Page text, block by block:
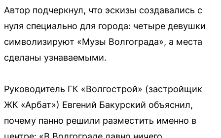
Автор подчеркнул, что эскизы создавались с
нуля специально для города: четыре девушки
символизируют «Музы Волгограда», а места
сделаны узнаваемыми.
Руководитель ГК «Волгострой» (застройщик
ЖК «Арбат») Евгений Бакурский объяснил,
почему панно решили разместить именно в